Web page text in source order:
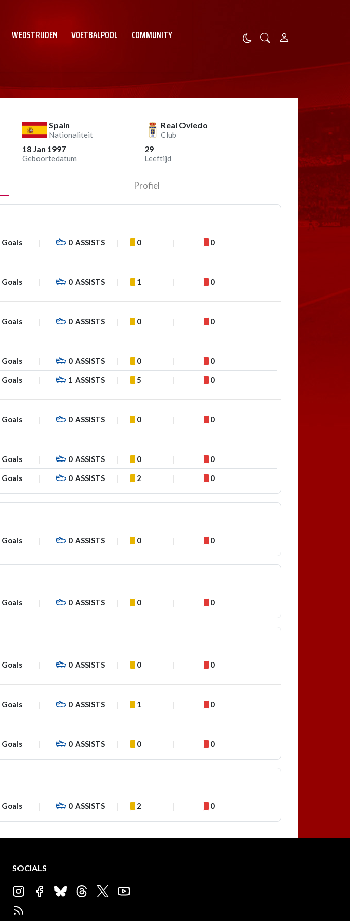
WEDSTRIJDEN VOETBALPOOL COMMUNITY
Spain
Nationaliteit
Real Oviedo
Club
18 Jan 1997
Geboortedatum
29
Leeftijd
Profiel
Goals 0 ASSISTS 0 0
Goals 0 ASSISTS 1 0
Goals 0 ASSISTS 0 0
Goals 0 ASSISTS 0 0
Goals 1 ASSISTS 5 0
Goals 0 ASSISTS 0 0
Goals 0 ASSISTS 0 0
Goals 0 ASSISTS 2 0
Goals 0 ASSISTS 0 0
Goals 0 ASSISTS 0 0
Goals 0 ASSISTS 0 0
Goals 0 ASSISTS 1 0
Goals 0 ASSISTS 0 0
Goals 0 ASSISTS 2 0
SOCIALS